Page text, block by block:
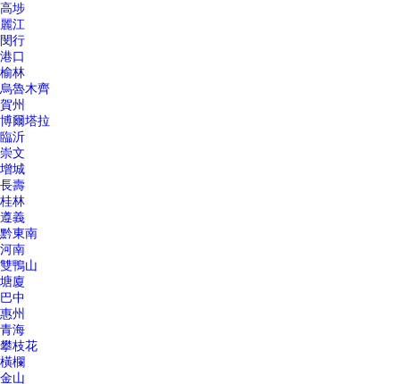
高埗
麗江
閔行
港口
榆林
烏魯木齊
賀州
博爾塔拉
臨沂
崇文
增城
長壽
桂林
遵義
黔東南
河南
雙鴨山
塘廈
巴中
惠州
青海
攀枝花
橫欄
金山